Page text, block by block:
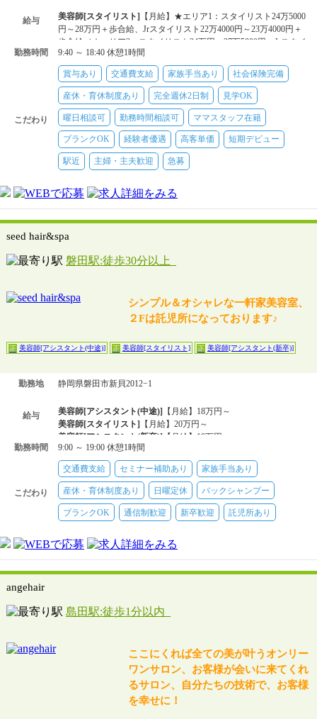
給与 美容師[スタイリスト] 【月給】★エリア1：スタイリスト24万5000
円～28万円＋歩合給、Jrスタイリスト22万4000円～23万4000円＋
歩合給／★エリア2：スタイリスト24万円～27万5000円、Jrスタイ
リスト21万900
美容師[アシスタント(中途)] 【月給】★エリア1：21万4000円～22
万4000円＋歩合給／★エリア2：20万9000円～21万9000円＋歩合
給
勤務時間 9:40 ～ 18:40 休憩1時間
こだわり
賞与あり 交通費支給 家族手当あり 社会保険完備
産休・育休制度あり 完全週休2日制 見学OK
曜日相談可 勤務時間相談可 ママスタッフ在籍
ブランクOK 経験者優遇 高客単価 短期デビュー
駅近 主婦・主夫歓迎 急募
seed hair&spa
磐田駅:徒歩30分以上
シンプル＆オシャレな一軒家美容室、
２Fは託児所になっております♪
正 美容師[アシスタント(中途)] 正 美容師[スタイリスト] 正 美容師[アシスタント(新卒)]
勤務地 静岡県磐田市新貝2012−1
給与 美容師[アシスタント(中途)] 【月給】18万円～
美容師[スタイリスト] 【月給】20万円～
美容師[アシスタント(新卒)] 【月給】18万円～
勤務時間
9:00 ～ 19:00 休憩1時間
こだわり
交通費支給 セミナー補助あり 家族手当あり
産休・育休制度あり 日曜定休 バックシャンプー
ブランクOK 通信制歓迎 新卒歓迎 託児所あり
angehair
島田駅:徒歩1分以内
ここにくれば全ての美が叶うオンリー
ワンサロン、お客様が会いに来てくれ
るサロン、自分たちの技術で、お客様
を幸せに！